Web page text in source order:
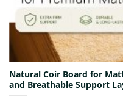
Natural Coir Board for
and Breathable Support